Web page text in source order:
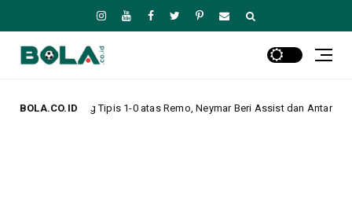
BOLA.CO.ID
1-0 atas Remo, Neymar Beri Assist dan Antar Tim Lolos ke Perempat